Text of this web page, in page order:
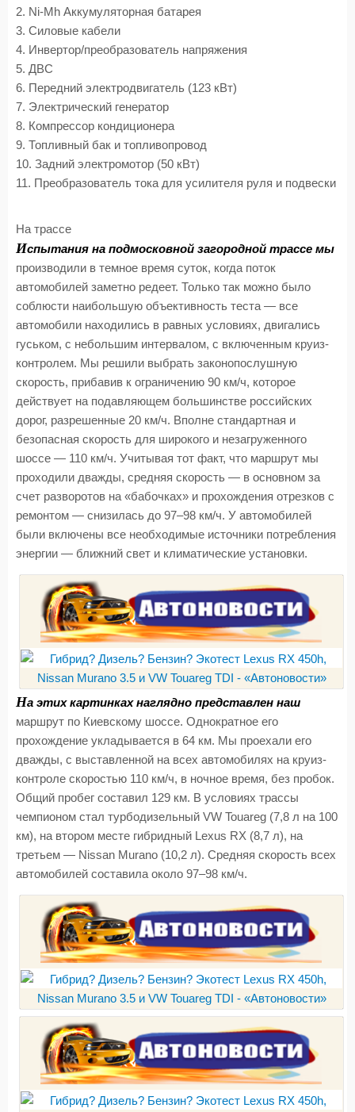
2. Ni-Mh Аккумуляторная батарея
3. Силовые кабели
4. Инвертор/преобразователь напряжения
5. ДВС
6. Передний электродвигатель (123 кВт)
7. Электрический генератор
8. Компрессор кондиционера
9. Топливный бак и топливопровод
10. Задний электромотор (50 кВт)
11. Преобразователь тока для усилителя руля и подвески
На трассе
Испытания на подмосковной загородной трассе мы
производили в темное время суток, когда поток
автомобилей заметно редеет. Только так можно было
соблюсти наибольшую объективность теста — все
автомобили находились в равных условиях, двигались
гуськом, с небольшим интервалом, с включенным круиз-
контролем. Мы решили выбрать законопослушную
скорость, прибавив к ограничению 90 км/ч, которое
действует на подавляющем большинстве российских
дорог, разрешенные 20 км/ч. Вполне стандартная и
безопасная скорость для широкого и незагруженного
шоссе — 110 км/ч. Учитывая тот факт, что маршрут мы
проходили дважды, средняя скорость — в основном за
счет разворотов на «бабочках» и прохождения отрезков с
ремонтом — снизилась до 97–98 км/ч. У автомобилей
были включены все необходимые источники потребления
энергии — ближний свет и климатические установки.
На этих картинках наглядно представлен наш
маршрут по Киевскому шоссе. Однократное его
прохождение укладывается в 64 км. Мы проехали его
дважды, с выставленной на всех автомобилях на круиз-
контроле скоростью 110 км/ч, в ночное время, без пробок.
Общий пробег составил 129 км. В условиях трассы
чемпионом стал турбодизельный VW Touareg (7,8 л на 100
км), на втором месте гибридный Lexus RX (8,7 л), на
третьем — Nissan Murano (10,2 л). Средняя скорость всех
автомобилей составила около 97–98 км/ч.